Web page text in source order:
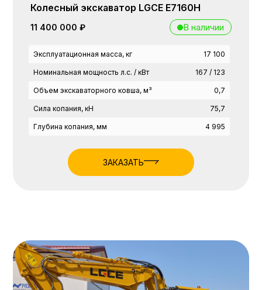
Колесный экскаватор LGCE E7160H
11 400 000 ₽ В наличии
Эксплуатационная масса, кг 17 100
Номинальная мощность л.с. / кВт 167 / 123
Объем экскаваторного ковша, м³ 0,7
Сила копания, кН 75,7
Глубина копания, мм 4 995
ЗАКАЗАТЬ